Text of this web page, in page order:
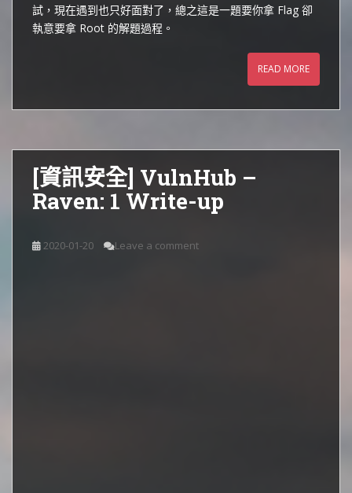
試，現在遇到也只好面對了，總之這是一題要你拿 Flag 卻
執意要拿 Root 的解題過程。
READ MORE
[資訊安全] VulnHub –
Raven: 1 Write-up
2020-01-20 Leave a comment